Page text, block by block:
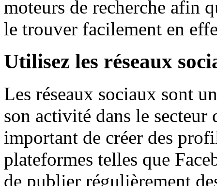
moteurs de recherche afin
le trouver facilement en
Utilisez les réseaux
Les réseaux sociaux sont
son activité dans le secteur
important de créer des
plateformes telles que
de publier régulièrement